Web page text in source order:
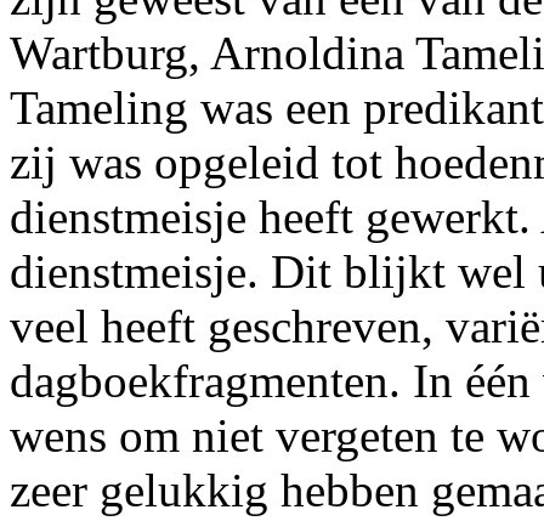
Wartburg, Arnoldina
Tameling was een
zij was opgeleid tot
dienstmeisje heeft
dienstmeisje. Dit blijkt wel
veel heeft geschreven,
dagboekfragmenten. In
wens om niet vergeten te
zeer gelukkig hebben